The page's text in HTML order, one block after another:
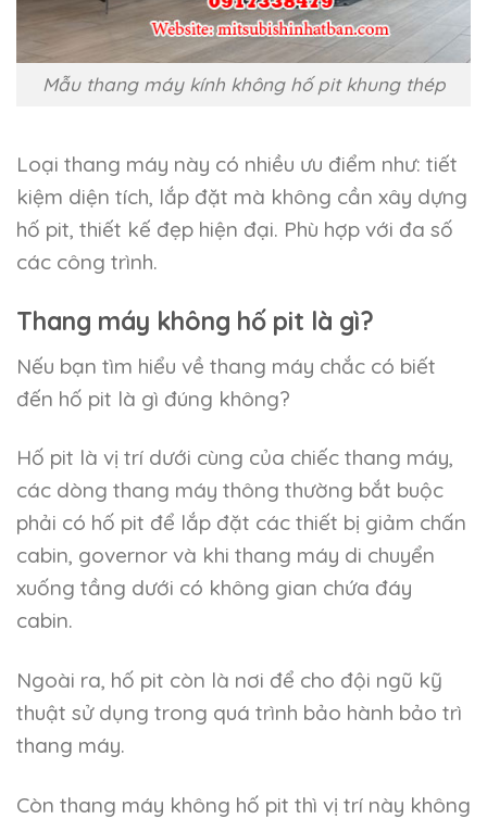
Mẫu thang máy kính không hố pit khung thép
Loại thang máy này có nhiều ưu điểm như: tiết
kiệm diện tích, lắp đặt mà không cần xây dựng
hố pit, thiết kế đẹp hiện đại. Phù hợp với đa số
các công trình.
Thang máy không hố pit là gì?
Nếu bạn tìm hiểu về thang máy chắc có biết
đến hố pit là gì đúng không?
Hố pit là vị trí dưới cùng của chiếc thang máy,
các dòng thang máy thông thường bắt buộc
phải có hố pit để lắp đặt các thiết bị giảm chấn
cabin, governor và khi thang máy di chuyển
xuống tầng dưới có không gian chứa đáy
cabin.
Ngoài ra, hố pit còn là nơi để cho đội ngũ kỹ
thuật sử dụng trong quá trình bảo hành bảo trì
thang máy.
Còn thang máy không hố pit thì vị trí này không